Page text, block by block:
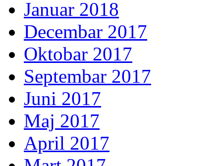
Januar 2018
Decembar 2017
Oktobar 2017
Septembar 2017
Juni 2017
Maj 2017
April 2017